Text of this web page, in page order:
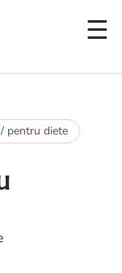
pentru diete